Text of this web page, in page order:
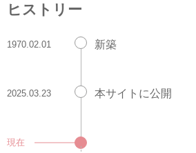
ヒストリー
1970.02.01 新築
2025.03.23 本サイトに公開
現在